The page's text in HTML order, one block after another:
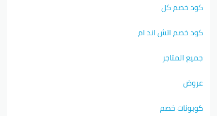
كود خصم كل
كود خصم اتش اند ام
جميع المتاجر
عروض
كوبونات خصم